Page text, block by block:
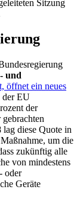
Sitzung
und
öffnet ein neues
der EU
der
diese Quote in
um die
zukünftig alle
von mindestens
oder
Geräte